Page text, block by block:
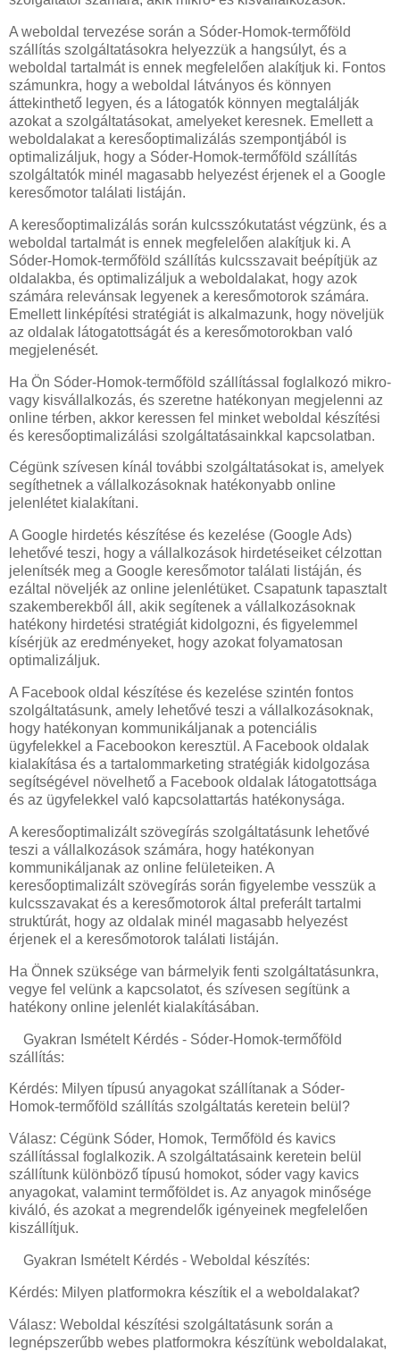
A weboldal tervezése során a Sóder-Homok-termőföld
szállítás szolgáltatásokra helyezzük a hangsúlyt, és a
weboldal tartalmát is ennek megfelelően alakítjuk ki. Fontos
számunkra, hogy a weboldal látványos és könnyen
áttekinthető legyen, és a látogatók könnyen megtalálják
azokat a szolgáltatásokat, amelyeket keresnek. Emellett a
weboldalakat a keresőoptimalizálás szempontjából is
optimalizáljuk, hogy a Sóder-Homok-termőföld szállítás
szolgáltatók minél magasabb helyezést érjenek el a Google
keresőmotor találati listáján.
A keresőoptimalizálás során kulcsszókutatást végzünk, és a
weboldal tartalmát is ennek megfelelően alakítjuk ki. A
Sóder-Homok-termőföld szállítás kulcsszavait beépítjük az
oldalakba, és optimalizáljuk a weboldalakat, hogy azok
számára relevánsak legyenek a keresőmotorok számára.
Emellett linképítési stratégiát is alkalmazunk, hogy növeljük
az oldalak látogatottságát és a keresőmotorokban való
megjelenését.
Ha Ön Sóder-Homok-termőföld szállítással foglalkozó mikro-
vagy kisvállalkozás, és szeretne hatékonyan megjelenni az
online térben, akkor keressen fel minket weboldal készítési
és keresőoptimalizálási szolgáltatásainkkal kapcsolatban.
Cégünk szívesen kínál további szolgáltatásokat is, amelyek
segíthetnek a vállalkozásoknak hatékonyabb online
jelenlétet kialakítani.
A Google hirdetés készítése és kezelése (Google Ads)
lehetővé teszi, hogy a vállalkozások hirdetéseiket célzottan
jelenítsék meg a Google keresőmotor találati listáján, és
ezáltal növeljék az online jelenlétüket. Csapatunk tapasztalt
szakemberekből áll, akik segítenek a vállalkozásoknak
hatékony hirdetési stratégiát kidolgozni, és figyelemmel
kísérjük az eredményeket, hogy azokat folyamatosan
optimalizáljuk.
A Facebook oldal készítése és kezelése szintén fontos
szolgáltatásunk, amely lehetővé teszi a vállalkozásoknak,
hogy hatékonyan kommunikáljanak a potenciális
ügyfelekkel a Facebookon keresztül. A Facebook oldalak
kialakítása és a tartalommarketing stratégiák kidolgozása
segítségével növelhető a Facebook oldalak látogatottsága
és az ügyfelekkel való kapcsolattartás hatékonysága.
A keresőoptimalizált szövegírás szolgáltatásunk lehetővé
teszi a vállalkozások számára, hogy hatékonyan
kommunikáljanak az online felületeiken. A
keresőoptimalizált szövegírás során figyelembe vesszük a
kulcsszavakat és a keresőmotorok által preferált tartalmi
struktúrát, hogy az oldalak minél magasabb helyezést
érjenek el a keresőmotorok találati listáján.
Ha Önnek szüksége van bármelyik fenti szolgáltatásunkra,
vegye fel velünk a kapcsolatot, és szívesen segítünk a
hatékony online jelenlét kialakításában.
Gyakran Ismételt Kérdés - Sóder-Homok-termőföld
szállítás:
Kérdés: Milyen típusú anyagokat szállítanak a Sóder-
Homok-termőföld szállítás szolgáltatás keretein belül?
Válasz: Cégünk Sóder, Homok, Termőföld és kavics
szállítással foglalkozik. A szolgáltatásaink keretein belül
szállítunk különböző típusú homokot, sóder vagy kavics
anyagokat, valamint termőföldet is. Az anyagok minősége
kiváló, és azokat a megrendelők igényeinek megfelelően
kiszállítjuk.
Gyakran Ismételt Kérdés - Weboldal készítés:
Kérdés: Milyen platformokra készítik el a weboldalakat?
Válasz: Weboldal készítési szolgáltatásunk során a
legnépszerűbb webes platformokra készítünk weboldalakat,